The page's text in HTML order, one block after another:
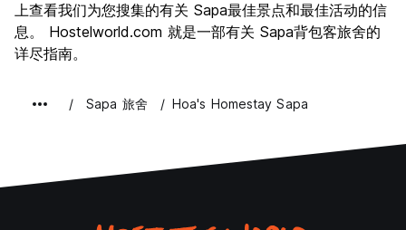
物有所值
8.3
上查看我们为您搜集的有关 Sapa最佳景点和最佳活动的信
息。 Hostelworld.com 就是一部有关 Sapa背包客旅舍的
详尽指南。
Sapa 旅舍 Hoa's Homestay Sapa